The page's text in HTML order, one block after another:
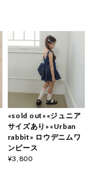
«sold out»«ジュニア
サイズあり»«Urban
rabbit» ロウデニムワ
ンピース
¥3,800